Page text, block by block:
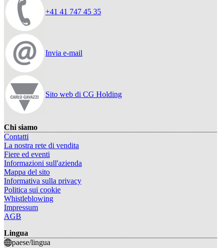
+41 41 747 45 35
Invia e-mail
Sito web di CG Holding
Chi siamo
Contatti
La nostra rete di vendita
Fiere ed eventi
Informazioni sull'azienda
Mappa del sito
Informativa sulla privacy
Politica sui cookie
Whistleblowing
Impressum
AGB
Lingua
paese/lingua